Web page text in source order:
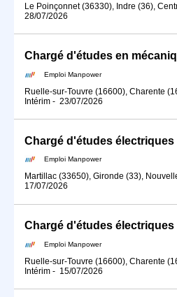
Le Poinçonnet (36330), Indre (36),
28/07/2026
Chargé d'études en
Emploi Manpower
Ruelle-sur-Touvre (16600), Charente
Intérim - 23/07/2026
Chargé d'études électriques
Emploi Manpower
Martillac (33650), Gironde (33),
17/07/2026
Chargé d'études électriques
Emploi Manpower
Ruelle-sur-Touvre (16600), Charente
Intérim - 15/07/2026